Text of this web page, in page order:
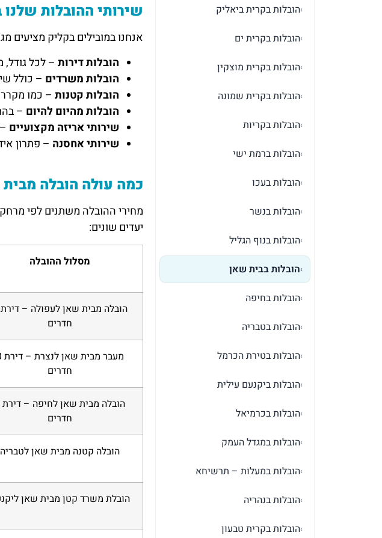
›הובלות בקרית ביאליק
›הובלות בקרית ים
›הובלות בקרית מוצקין
›הובלות בקרית שמונה
›הובלות בקריות
›הובלות ברמת ישי
›הובלות בעכו
›הובלות בנשר
›הובלות בנוף הגליל
›הובלות בבית שאן
›הובלות בחיפה
›הובלות בטבריה
›הובלות בטירת הכרמל
›הובלות ביקנעם עילית
›הובלות בכרמיאל
›הובלות במגדל העמק
›הובלות במעלות – תרשיחא
›הובלות בנהריה
›הובלות בקרית טבעון
שירותי ההובלות
אנחנו במובילים בקליק מציעים
הובלות דירות – לכל גודל,
הובלות משרדים – כולל
הובלות קטנות – כמו
הובלות מהיום להיום –
שירותי אריזה מקצועיים
שירותי אחסנה – פתרון
כמה עולה הובלה
יעדים שונים:
מסלול ההובלה
חדרים
מעבר
חדרים
חדרים
הובלה קטנה מבית שאן לטבריה
הובלת משרד קטן מבית שאן